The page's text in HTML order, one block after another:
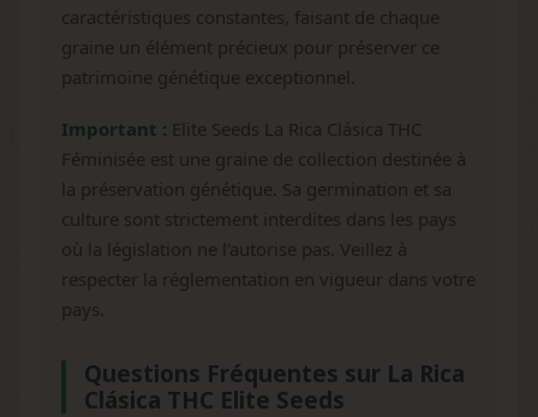
caractéristiques constantes, faisant de chaque
graine un élément précieux pour préserver ce
patrimoine génétique exceptionnel.
Important : Elite Seeds La Rica Clásica THC
Féminisée est une graine de collection destinée à
la préservation génétique. Sa germination et sa
culture sont strictement interdites dans les pays
où la législation ne l'autorise pas. Veillez à
respecter la réglementation en vigueur dans votre
pays.
Questions Fréquentes sur La Rica
Clásica THC Elite Seeds